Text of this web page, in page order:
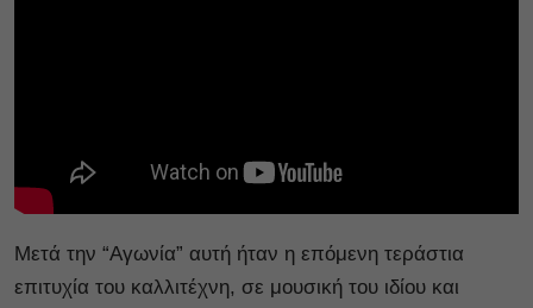
Μετά την “Αγωνία” αυτή ήταν η επόμενη τεράστια
επιτυχία του καλλιτέχνη, σε μουσική του ιδίου και